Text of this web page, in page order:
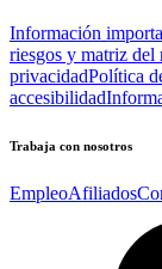
Información
riesgos y matriz del
privacidadPolítica
accesibilidad
Trabaja con nosotros
EmpleoAfiliados